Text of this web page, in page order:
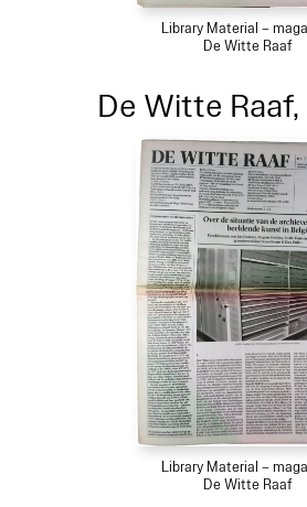
Library Material –
De Witte Raaf
De Witte Raaf,
Library Material –
De Witte Raaf